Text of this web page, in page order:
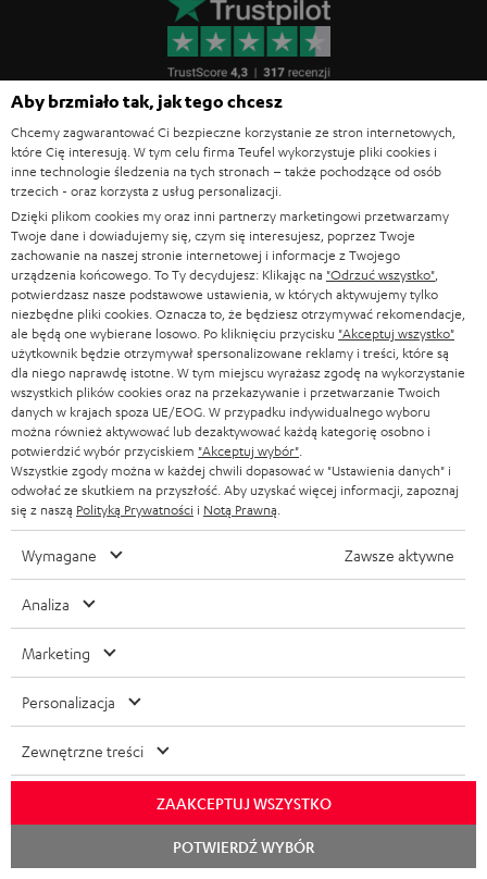
Blog Teufel
Technologie audio, Trendy hi-fi, Porady i wskazówki
Serwis
Często zadawane pytania
Kontakt
Zwroty
Śledzenie wysyłki
Znajdź sklep
Przetestuj nasze produkty na własnych uszach i zaufaj
naszym profesjonalnym doradcom.
DO
200 ZŁ
RABATU
Wybierz swój rabat!
Zapisz się do naszego newslettera i otrzymaj rabat o
Aby brzmiało tak, jak tego chcesz
Chcemy zagwarantować Ci bezpieczne korzystanie ze stron internetowych,
które Cię interesują. W tym celu firma Teufel wykorzystuje pliki cookies i
inne technologie śledzenia na tych stronach – także pochodzące od osób
trzecich - oraz korzysta z usług personalizacji.
Dzięki plikom cookies my oraz inni partnerzy marketingowi przetwarzamy
Twoje dane i dowiadujemy się, czym się interesujesz, poprzez Twoje
zachowanie na naszej stronie internetowej i informacje z Twojego
urządzenia końcowego. To Ty decydujesz: Klikając na "Odrzuć wszystko"
potwierdzasz nasze podstawowe ustawienia, w których aktywujemy tylko
niezbędne pliki cookies. Oznacza to, że będziesz otrzymywać rekomendacje,
ale będą one wybierane losowo. Po kliknięciu przycisku "Akceptuj wszystko"
użytkownik będzie otrzymywał spersonalizowane reklamy i treści, które są
dla niego naprawdę istotne. W tym miejscu wyrażasz zgodę na wykorzystanie
wszystkich plików cookies oraz na przekazywanie i przetwarzanie Twoich
danych w krajach spoza UE/EOG. W przypadku indywidualnego wyboru
można również aktywować lub dezaktywować każdą kategorię osobno i
potwierdzić wybór przyciskiem "Akceptuj wybór"
Wszystkie zgody można w każdej chwili dopasować w "Ustawienia danych" i
odwołać ze skutkiem na przyszłość. Aby uzyskać więcej informacji, zapoznaj
się z naszą Polityką Prywatności i Notą Prawną
Wymagane Zawsze aktywne
Analiza
Marketing
Personalizacja
Zewnętrzne treści
ZAAKCEPTUJ WSZYSTKO
POTWIERDŹ WYBÓR